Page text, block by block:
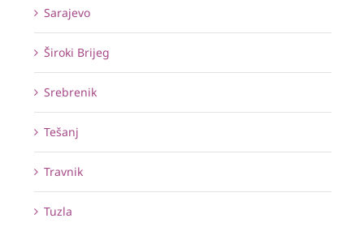
Sarajevo
Široki Brijeg
Srebrenik
Tešanj
Travnik
Tuzla